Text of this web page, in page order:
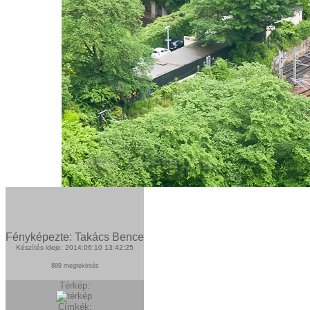
Fényképezte: Takács Bence
Készítés ideje: 2014:06:10 13:42:25
889 megtekintés
Térkép:
Címkék: